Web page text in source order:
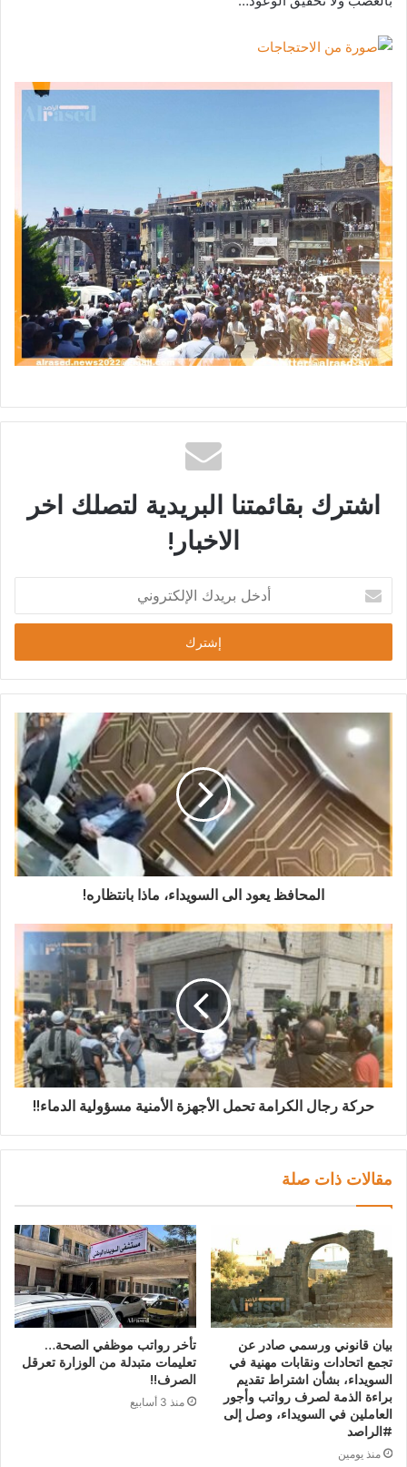
اشترك بقائمتنا البريدية لتصلك اخر
الاخبار!
المحافظ يعود الى السويداء، ماذا بانتظاره!
حركة رجال الكرامة تحمل الأجهزة الأمنية مسؤولية الدماء!!
مقالات ذات صلة
بيان قانوني ورسمي صادر عن
تجمع اتحادات ونقابات مهنية في
السويداء، بشأن اشتراط تقديم
براءة الذمة لصرف رواتب وأجور
العاملين في السويداء، وصل إلى
#الراصد
منذ يومين
تأخر رواتب موظفي الصحة…
تعليمات متبدلة من الوزارة تعرقل
الصرف!!
منذ 3 أسابيع